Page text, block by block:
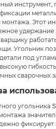
инструмент,
монтажа. Этот
удержание
Угольник
под углами
сварочных
угольника
фиксирует